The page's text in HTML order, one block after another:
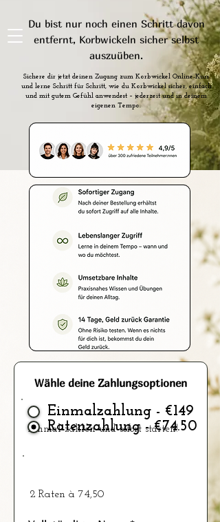
Naturspiritualität
Du bist nur noch einen Schritt davon
entfernt, Korbwickeln sicher selbst
auszuüben.
Sichere dir jetzt deinen Zugang zum Korbwickel Online-Kurs
und lerne Schritt für Schritt, wie du Korbwickel sicher, einfach
und mit gutem Gefühl anwendest – jederzeit und in deinem
eigenen Tempo.
Wähle deine Zahlungsoptionen
2 Raten à 74,50
Einmal zahlen und sofort starten!
Einmalzahlung - €149
Ratenzahlung - €74.50